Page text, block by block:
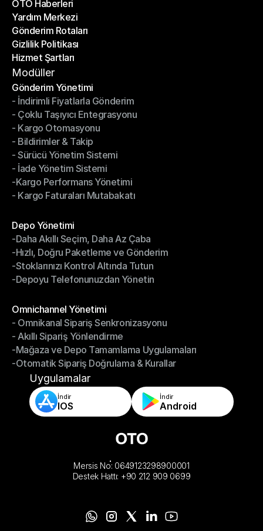
Başarı Hikayeleri
OTO Haberleri
OTO Haberleri
Yardım Merkezi
Yardım Merkezi
Gönderim Rotaları
Gönderim Rotaları
Gizlilik Politikası
Gizlilik Politikası
Hizmet Şartları
Hizmet Şartları
Modüller
Gönderim Yönetimi
Gönderim Yönetimi
- İndirimli Fiyatlarla Gönderim
- İndirimli Fiyatlarla Gönderim
- Çoklu Taşıyıcı Entegrasyonu
- Çoklu Taşıyıcı Entegrasyonu
- Kargo Otomasyonu
- Kargo Otomasyonu
- Bildirimler & Takip
- Bildirimler & Takip
- Sürücü Yönetim Sistemi
- Sürücü Yönetim Sistemi
- İade Yönetim Sistemi
- İade Yönetim Sistemi
-Kargo Performans Yönetimi
-Kargo Performans Yönetimi
- Kargo Faturaları Mutabakatı
Depo Yönetimi
Depo Yönetimi
-Daha Akıllı Seçim, Daha Az Çaba
-Daha Akıllı Seçim, Daha Az Çaba
-Hızlı, Doğru Paketleme ve Gönderim
-Hızlı, Doğru Paketleme ve Gönderim
-Stoklarınızı Kontrol Altında Tutun
-Stoklarınızı Kontrol Altında Tutun
-Depoyu Telefonunuzdan Yönetin
Omnichannel Yönetimi
Omnichannel Yönetimi
- Omnikanal Sipariş Senkronizasyonu
- Omnikanal Sipariş Senkronizasyonu
- Akıllı Sipariş Yönlendirme
- Akıllı Sipariş Yönlendirme
-Mağaza ve Depo Tamamlama Uygulamaları
-Mağaza ve Depo Tamamlama Uygulamaları
-Otomatik Sipariş Doğrulama & Kurallar
-Otomatik Sipariş Doğrulama & Kurallar
Uygulamalar
İndir
IOS
İndir
Android
Mersis No: 0649123298900001
Destek Hattı: +90 212 909 0699